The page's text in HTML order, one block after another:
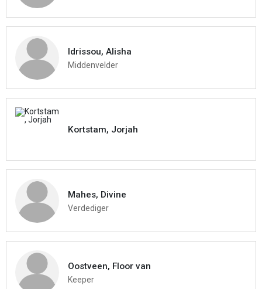
Idrissou, Alisha
Middenvelder
Kortstam, Jorjah
Mahes, Divine
Verdediger
Oostveen, Floor van
Keeper